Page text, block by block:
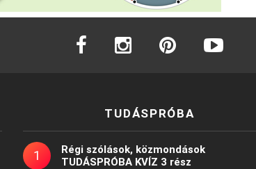
facebook instagram
TUDÁSPRÓBA
Régi szólások, közmondások
TUDÁSPRÓBA KVÍZ 3 rész